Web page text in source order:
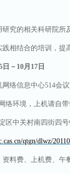
研究的相关科研院所
践相结合的培训，提
日－ 10月 17日
网络信息中心514会
络环境，上机请自带
区中关村南四街四
qtgn/dlwz/
资料费、上机费、午